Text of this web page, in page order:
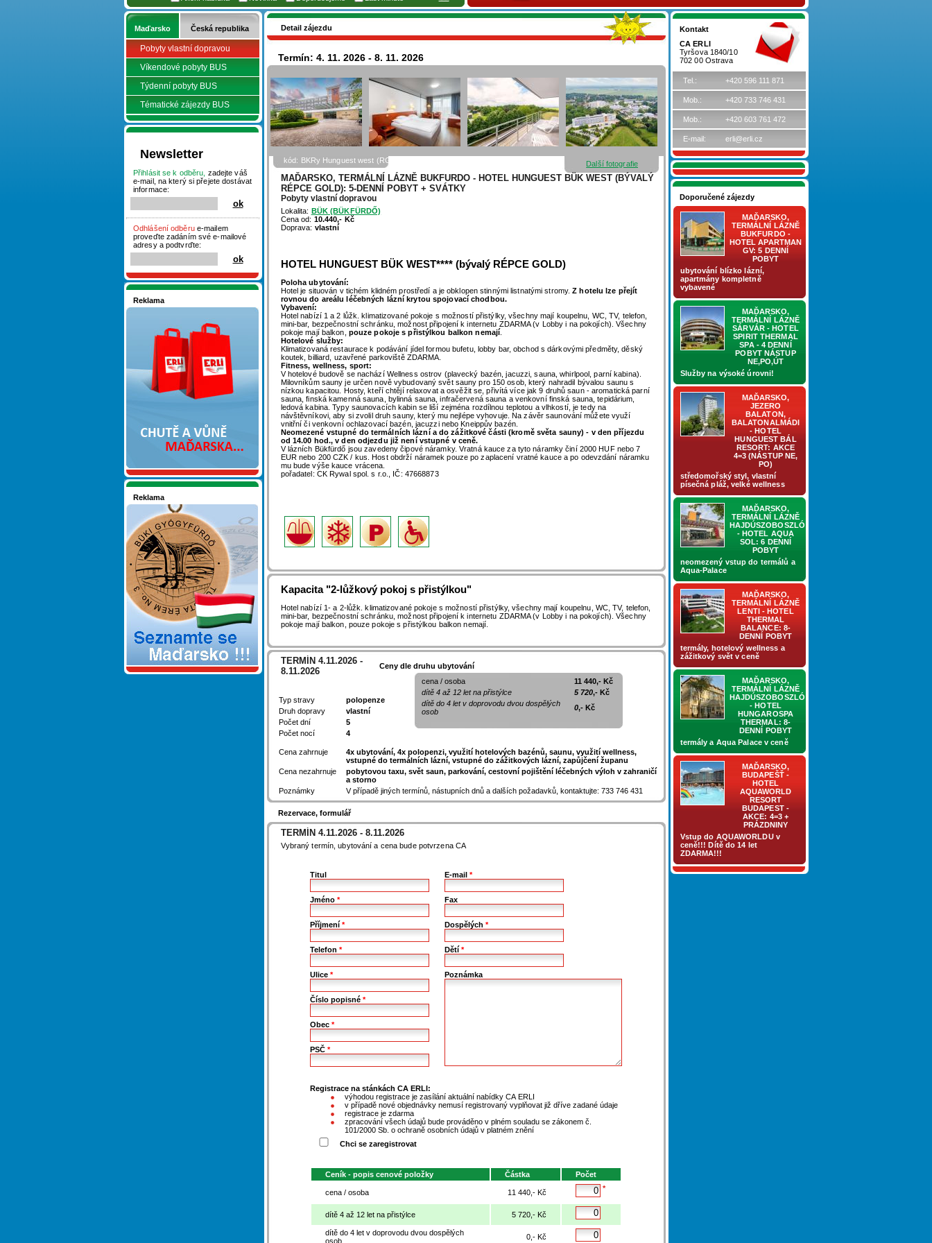
Maďarsko Česká republika
Pobyty vlastní dopravou
Víkendové pobyty BUS
Týdenní pobyty BUS
Tématické zájezdy BUS
Newsletter
Přihlásit se k odběru, zadejte váš
e-mail, na který si přejete dostávat
informace:
Odhlášení odběrue-mailem
proveďte zadáním své e-mailové
adresy a podtvrďte:
Reklama
Reklama
Seznamete se - Maďarsko
Detail zájezdu
Termín: 4. 11. 2026 - 8. 11. 2026
kód: BKRy Hunguest west (RGold) Další fotografie
MAĎARSKO, TERMÁLNÍ LÁZNĚ BUKFURDO - HOTEL HUNGUEST BÜK WEST (BÝVALÝ
RÉPCE GOLD): 5-DENNÍ POBYT + SVÁTKY
Pobyty vlastní dopravou
Lokalita: BÜK (BÜKFÜRDŐ)
Cena od: 10.440,- Kč
Doprava: vlastní
HOTEL HUNGUEST BÜK WEST**** (bývalý RÉPCE GOLD)
Poloha ubytování:
Hotel je situován v tichém klidném prostředí a je obklopen stinnými listnatými stromy.Z hotelu lze přejít
rovnou do areálu léčebných lázní krytou spojovací chodbou.
Vybavení:
Hotel nabízí 1 a 2 lůžk. klimatizované pokoje s možností přistýlky, všechny mají koupelnu, WC, TV, telefon,
mini-bar, bezpečnostní schránku, možnost připojení k internetu ZDARMA (v Lobby i na pokojích). Všechny
pokoje mají balkon, pouze pokoje s přistýlkou balkon nemají
Hotelové služby:
Klimatizovaná restaurace k podávání jídel formou bufetu, lobby bar, obchod s dárkovými předměty, děský
koutek, billiard, uzavřené parkoviště ZDARMA.
Fitness, wellness, sport:
V hotelové budově se nachází Wellness ostrov (plavecký bazén, jacuzzi, sauna, whirlpool, parní kabina).
Milovníkům sauny je určen nově vybudovaný svět sauny pro 150 osob, který nahradil bývalou saunu s
nízkou kapacitou. Hosty, kteří chtějí relaxovat a osvěžit se, přivítá více jak 9 druhů saun - aromatická parní
sauna, finská kamenná sauna, bylinná sauna, infračervená sauna a venkovní finská sauna, tepidárium,
ledová kabina. Typy saunovacích kabin se liší zejména rozdílnou teplotou a vlhkostí, je tedy na
návštěvníkovi, aby si zvolil druh sauny, který mu nejlépe vyhovuje. Na závěr saunování můžete využí
vnitřní či venkovní ochlazovací bazén, jacuzzi nebo Kneippův bazén.
Neomezené vstupné do termálních lázní a do zážitkové části (kromě světa sauny) - v den příjezdu
od 14.00 hod., v den odjezdu již není vstupné v ceně.
V lázních Bükfürdő jsou zavedeny čipové náramky. Vratná kauce za tyto náramky činí 2000 HUF nebo 7
EUR nebo 200 CZK / kus. Host obdrží náramek pouze po zaplacení vratné kauce a po odevzdání náramku
mu bude výše kauce vrácena.
pořadatel: CK Rywal spol. s r.o., IČ: 47668873
Kapacita "2-lůžkový pokoj s přistýlkou"
Hotel nabízí 1- a 2-lůžk. klimatizované pokoje s možností přistýlky, všechny mají koupelnu, WC, TV, telefon,
mini-bar, bezpečnostní schránku, možnost připojení k internetu ZDARMA (v Lobby i na pokojích). Všechny
pokoje mají balkon, pouze pokoje s přistýlkou balkon nemají.
TERMÍN 4.11.2026 -
8.11.2026
Typ stravy
polopenze
Druh dopravy
vlastní
Počet dní
5
Počet nocí
4
Ceny dle druhu ubytování
cena / osoba
11 440,- Kč
dítě 4 až 12 let na přistýlce
5 720,- Kč
dítě do 4 let v doprovodu dvou dospělých
osob
0,- Kč
Cena zahrnuje
4x ubytování, 4x polopenzi, využití hotelových bazénů, saunu, využití wellness,
vstupné do termálních lázní, vstupné do zážitkových lázní, zapůjčení županu
Cena nezahrnuje
pobytovou taxu, svět saun, parkování, cestovní pojištění léčebných výloh v zahraničí
a storno
Poznámky
V případě jiných termínů, nástupních dnů a dalších požadavků, kontaktujte: 733 746 431
Rezervace, formulář
TERMÍN 4.11.2026 - 8.11.2026
Vybraný termín, ubytování a cena bude potvrzena CA
Titul
Jméno *
Příjmení *
Telefon *
Ulice *
Číslo popisné *
Obec *
PSČ *
E-mail *
Fax
Dospělých *
Dětí *
Poznámka
Registrace na stánkách CA ERLI:
výhodou registrace je zasílání aktuální nabídky CA ERLI
v případě nové objednávky nemusí registrovaný vyplňovat již dříve zadané údaje
registrace je zdarma
zpracování všech údajů bude prováděno v plném souladu se zákonem č.
101/2000 Sb. o ochraně osobních údajů v platném znění
Chci se zaregistrovat
Ceník - popis cenové položky Částka Počet
cena / osoba 11 440,- Kč *
dítě 4 až 12 let na přistýlce 5 720,- Kč
dítě do 4 let v doprovodu dvou dospělých
osob
0,- Kč
Kontakt
CA ERLI
Tyršova 1840/10
702 00 Ostrava
Tel.: +420 596 111 871
Mob.: +420 733 746 431
Mob.: +420 603 761 472
E-mail: erli@erli.cz
Doporučené zájezdy
MAĎARSKO,
TERMÁLNÍ LÁZNĚ
BUKFURDO -
HOTEL APARTMAN
GV: 5 DENNÍ
POBYT
ubytování blízko lázní,
apartmány kompletně
vybavené
MAĎARSKO,
TERMÁLNÍ LÁZNĚ
SÁRVÁR - HOTEL
SPIRIT THERMAL
SPA - 4 DENNÍ
POBYT NÁSTUP
NE,PO,ÚT
Služby na výsoké úrovni!
MAĎARSKO,
JEZERO
BALATON,
BALATONALMÁDI
- HOTEL
HUNGUEST BÁL
RESORT: AKCE
4=3 (NÁSTUP NE,
PO)
středomořský styl, vlastní
písečná pláž, velké wellness
MAĎARSKO,
TERMÁLNÍ LÁZNĚ
HAJDÚSZOBOSZLÓ
- HOTEL AQUA
SOL: 6 DENNÍ
POBYT
neomezený vstup do termálů a
Aqua-Palace
MAĎARSKO,
TERMÁLNÍ LÁZNĚ
LENTI - HOTEL
THERMAL
BALANCE: 8-
DENNÍ POBYT
termály, hotelový wellness a
zážitkový svět v ceně
MAĎARSKO,
TERMÁLNÍ LÁZNĚ
HAJDÚSZOBOSZLÓ
- HOTEL
HUNGAROSPA
THERMAL: 8-
DENNÍ POBYT
termály a Aqua Palace v ceně
MAĎARSKO,
BUDAPEŠŤ -
HOTEL
AQUAWORLD
RESORT
BUDAPEST -
AKCE: 4=3 +
PRÁZDNINY
Vstup do AQUAWORLDU v
ceně!!! Dítě do 14 let
ZDARMA!!!